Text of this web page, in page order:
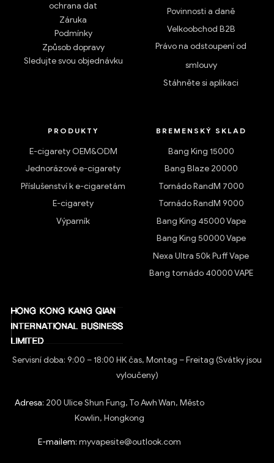
ochrana dat
Záruka
Podmínky
Způsob dopravy
Sledujte svou objednávku
Povinnosti a daně
Velkoobchod B2B
Právo na odstoupení od
smlouvy
Stáhněte si aplikaci
PRODUKTY
E-cigarety OEM&ODM
Jednorázové e-cigarety
Příslušenství k e-cigaretám
E-cigarety
Výparník
BREMENSKÝ SKLAD
Bang King 15000
Bang Blaze 20000
Tornádo RandM 7000
Tornádo RandM 9000
Bang King 45000 Vape
Bang King 50000 Vape
Nexa Ultra 50k Puff Vape
Bang tornádo 40000 VAPE
Servisní doba: 9:00 – 18:00 HK čas, Montag – Freitag (Svátky jsou
vyloučeny)
Adresa: 200 Ulice Shun Fung, To Awh Wan, Město
Kowlin, Hongkong
E-mailem: myvapesite@outlook.com